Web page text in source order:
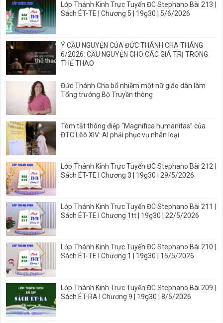
Lớp Thánh Kinh Trực Tuyến ĐC Stephano Bài 213 |
Sách ÉT-TE | Chương 5 | 19g30 | 5/6/2026
Ý CẦU NGUYỆN CỦA ĐỨC THÁNH CHA THÁNG
6/2026: CẦU NGUYỆN CHO CÁC GIÁ TRỊ TRONG
THỂ THAO
Đức Thánh Cha bổ nhiệm một nữ giáo dân làm
Tổng trưởng Bộ Truyền thông
Tóm tắt thông điệp “Magnifica humanitas” của
ĐTC Lêô XIV: AI phải phục vụ nhân loại
Lớp Thánh Kinh Trực Tuyến ĐC Stephano Bài 212 |
Sách ÉT-TE I Chương 3 | 19g30 | 29/5/2026
Lớp Thánh Kinh Trực Tuyến ĐC Stephano Bài 211 |
Sách ÉT-TE I Chương 1tt | 19g30 | 22/5/2026
Lớp Thánh Kinh Trực Tuyến ĐC Stephano Bài 210 |
Sách ÉT-TE I Chương 1 | 19g30 | 15/5/2026
Lớp Thánh Kinh Trực Tuyến ĐC Stephano Bài 209 |
Sách ÉT-RA I Chương 9 | 19g30 | 8/5/2026